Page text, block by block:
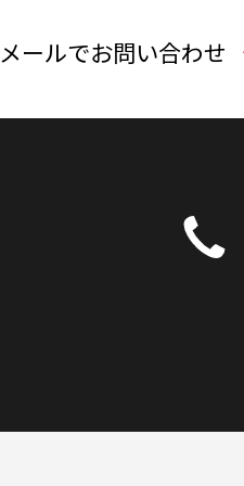
メールでお問い合わせ